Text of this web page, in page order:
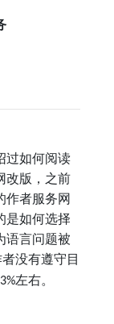
过如何阅读
改版，之前
作者服务网
是如何选择
语言问题被
没有遵守目
左右。